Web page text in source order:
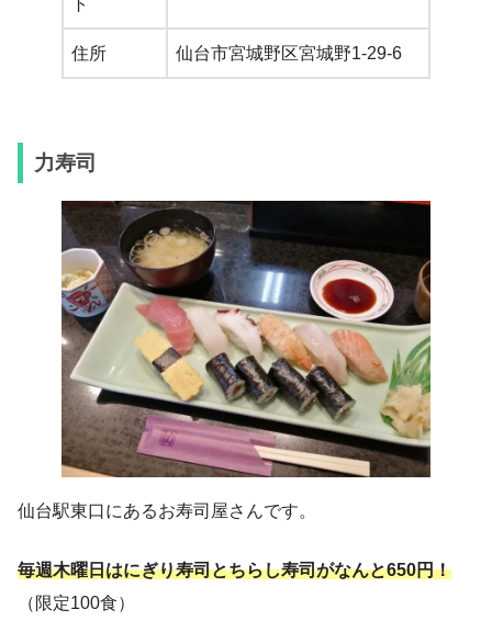
ト
住所 仙台市宮城野区宮城野1-29-6
力寿司
仙台駅東口にあるお寿司屋さんです。
毎週木曜日はにぎり寿司とちらし寿司がなんと650円！
（限定100食）